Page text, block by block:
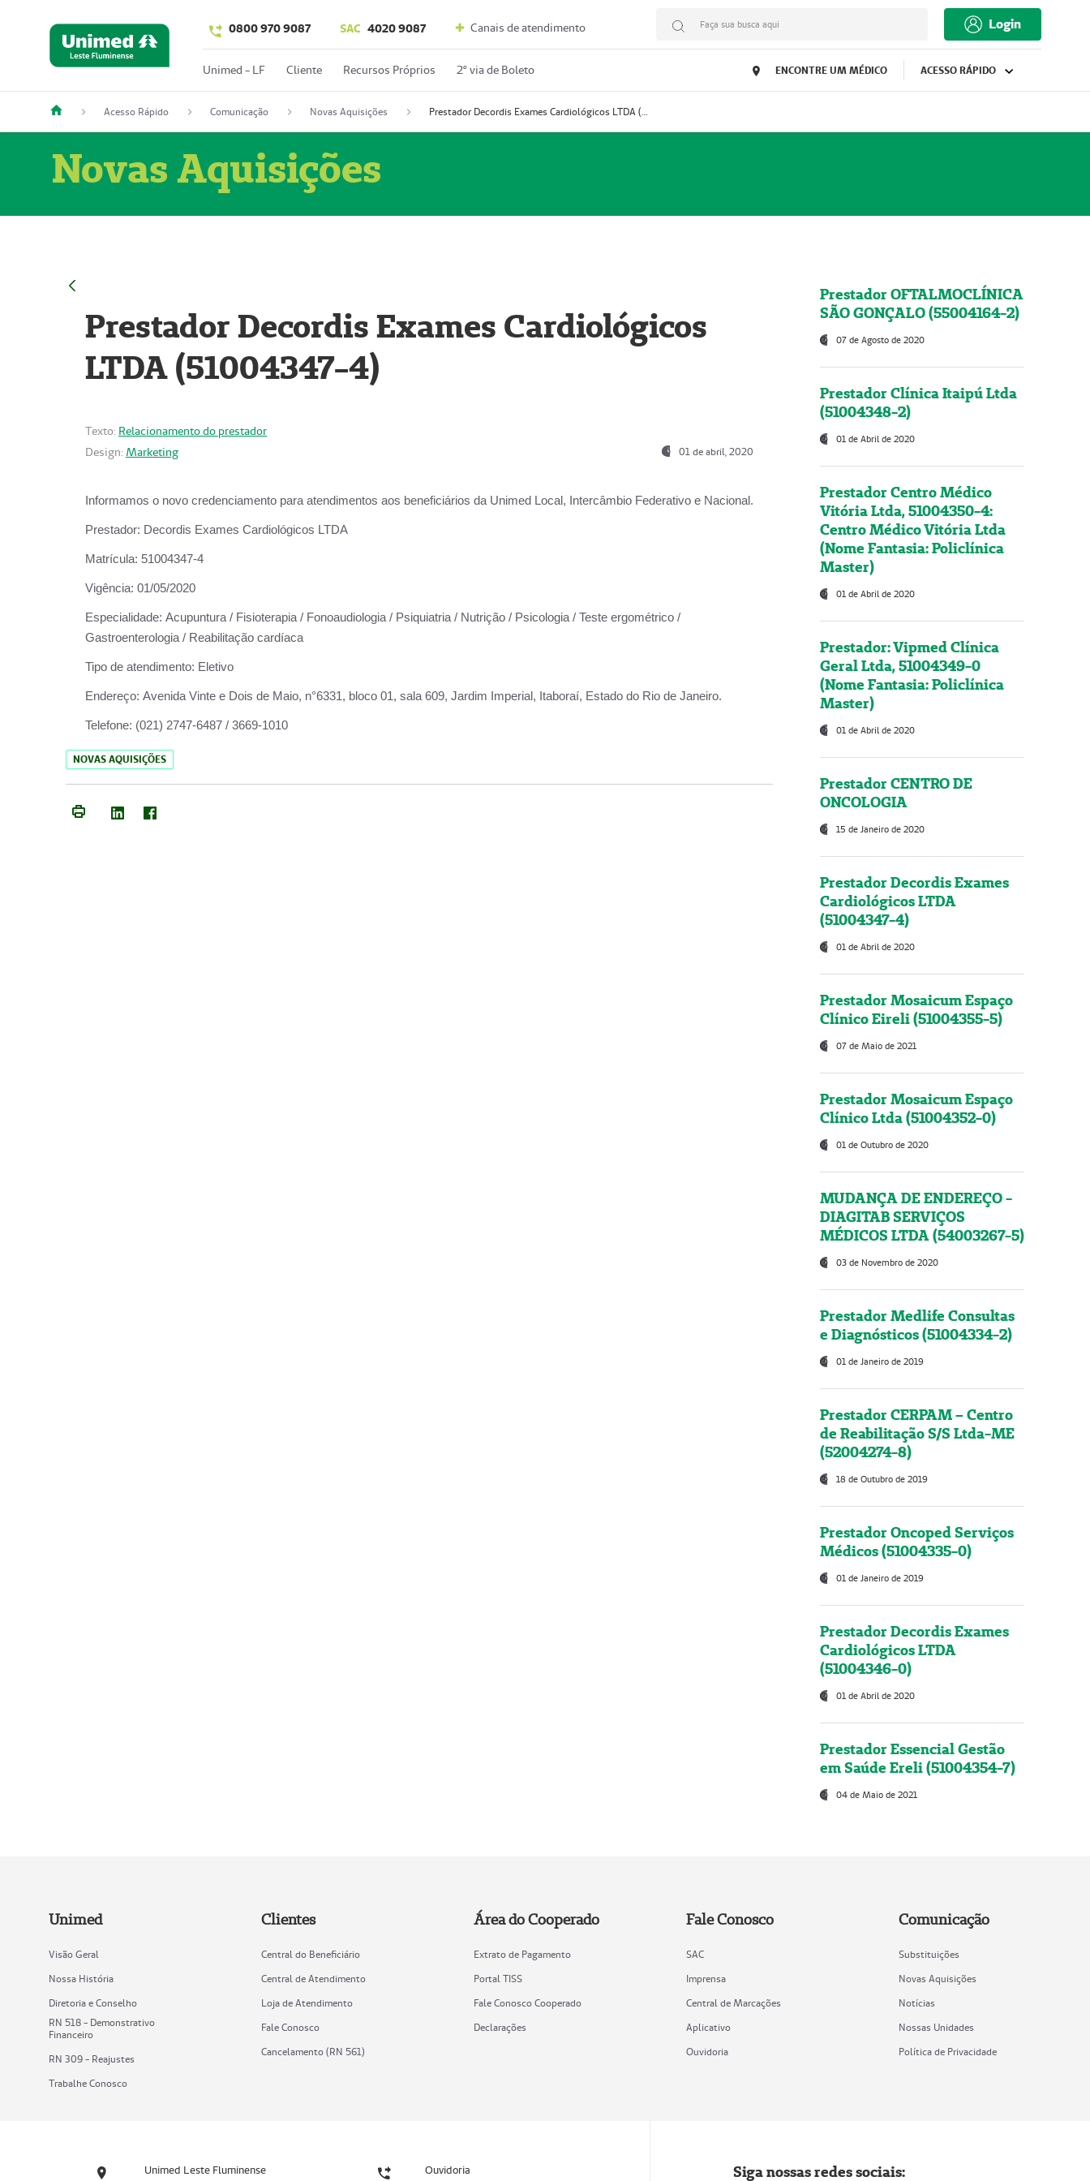
0800 970 9087 SAC 4020 9087 Canais de atendimento Faça sua busca aqui Login
Unimed - LF Cliente Recursos Próprios 2º via de Boleto ENCONTRE UM MÉDICO ACESSO RÁPIDO
Acesso Rápido Comunicação Novas Aquisições Prestador Decordis Exames Cardiológicos LTDA (51004347-4)
Novas Aquisições
Prestador Decordis Exames Cardiológicos
LTDA (51004347-4)
Texto: Relacionamento do prestador
Design: Marketing 01 de abril, 2020
Informamos o novo credenciamento para atendimentos aos beneficiários da Unimed Local, Intercâmbio Federativo e Nacional.
Prestador: Decordis Exames Cardiológicos LTDA
Matrícula: 51004347-4
Vigência: 01/05/2020
Especialidade: Acupuntura / Fisioterapia / Fonoaudiologia / Psiquiatria / Nutrição / Psicologia / Teste ergométrico /
Gastroenterologia / Reabilitação cardíaca
Tipo de atendimento: Eletivo
Endereço: Avenida Vinte e Dois de Maio, n°6331, bloco 01, sala 609, Jardim Imperial, Itaboraí, Estado do Rio de Janeiro.
Telefone: (021) 2747-6487 / 3669-1010
NOVAS AQUISIÇÕES
Prestador OFTALMOCLÍNICA
SÃO GONÇALO (55004164-2)
07 de Agosto de 2020
Prestador Clínica Itaipú Ltda
(51004348-2)
01 de Abril de 2020
Prestador Centro Médico
Vitória Ltda, 51004350-4:
Centro Médico Vitória Ltda
(Nome Fantasia: Policlínica
Master)
01 de Abril de 2020
Prestador: Vipmed Clínica
Geral Ltda, 51004349-0
(Nome Fantasia: Policlínica
Master)
01 de Abril de 2020
Prestador CENTRO DE
ONCOLOGIA
15 de Janeiro de 2020
Prestador Decordis Exames
Cardiológicos LTDA
(51004347-4)
01 de Abril de 2020
Prestador Mosaicum Espaço
Clínico Eireli (51004355-5)
07 de Maio de 2021
Prestador Mosaicum Espaço
Clínico Ltda (51004352-0)
01 de Outubro de 2020
MUDANÇA DE ENDEREÇO -
DIAGITAB SERVIÇOS
MÉDICOS LTDA (54003267-5)
03 de Novembro de 2020
Prestador Medlife Consultas
e Diagnósticos (51004334-2)
01 de Janeiro de 2019
Prestador CERPAM – Centro
de Reabilitação S/S Ltda-ME
(52004274-8)
18 de Outubro de 2019
Prestador Oncoped Serviços
Médicos (51004335-0)
01 de Janeiro de 2019
Prestador Decordis Exames
Cardiológicos LTDA
(51004346-0)
01 de Abril de 2020
Prestador Essencial Gestão
em Saúde Ereli (51004354-7)
04 de Maio de 2021
Unimed
Visão Geral
Nossa História
Diretoria e Conselho
RN 518 - Demonstrativo
Financeiro
RN 309 - Reajustes
Trabalhe Conosco
Clientes
Central do Beneficiário
Central de Atendimento
Loja de Atendimento
Fale Conosco
Cancelamento (RN 561)
Área do Cooperado
Extrato de Pagamento
Portal TISS
Fale Conosco Cooperado
Declarações
Fale Conosco
SAC
Imprensa
Central de Marcações
Aplicativo
Ouvidoria
Comunicação
Substituições
Novas Aquisições
Notícias
Nossas Unidades
Política de Privacidade
Unimed Leste Fluminense Ouvidoria Siga nossas redes sociais: